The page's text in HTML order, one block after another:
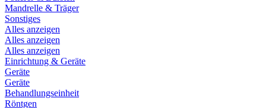
Mandrelle & Träger
Sonstiges
Alles anzeigen
Alles anzeigen
Alles anzeigen
Einrichtung & Geräte
Geräte
Geräte
Behandlungseinheit
Röntgen